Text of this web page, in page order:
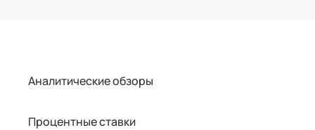
Аналитические обзоры
Процентные ставки